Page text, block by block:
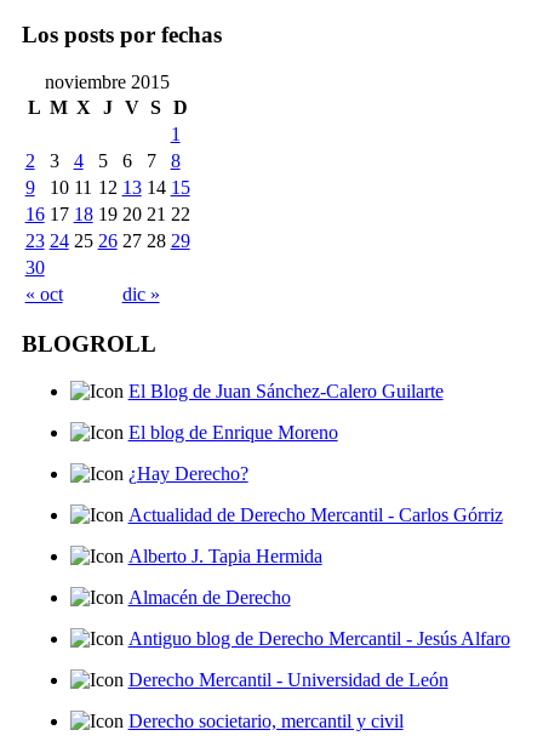
Los posts por fechas
noviembre 2015
L M X J V S D
« oct dic »
1
2
3 4 5 6 7
8
9
10 11 12 13 14 15
16 17 18 19 20 21 22
23 24 25 26 27 28 29
30
BLOGROLL
El Blog de Juan Sánchez-Calero Guilarte
El blog de Enrique Moreno
¿Hay Derecho?
Actualidad de Derecho Mercantil - Carlos Górriz
Alberto J. Tapia Hermida
Almacén de Derecho
Antiguo blog de Derecho Mercantil - Jesús Alfaro
Derecho Mercantil - Universidad de León
Derecho societario, mercantil y civil